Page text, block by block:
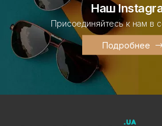
Наш
Присоединяйтесь к нам в
Подробнее